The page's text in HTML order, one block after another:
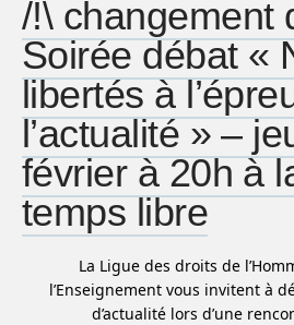
/!\ changement
Soirée débat «
libertés à
l’actualité » –
février à 20h à
temps libre
La Ligue des droits de
l’Enseignement vous invitent à
d’actualité lors d’une